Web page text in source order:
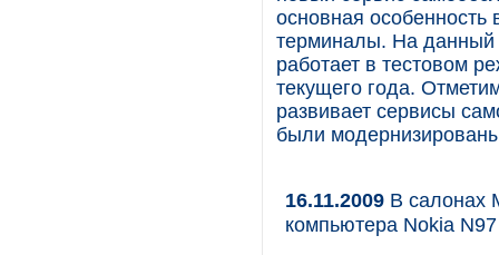
основная особенность
терминалы. На
работает в тестовом
текущего года.
развивает сервисы
были
16.11.2009 В салонах
компьютера Nokia